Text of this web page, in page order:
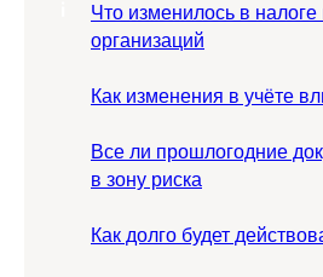
Что изменилось в
организаций
Как изменения в учёте
Все ли прошлогодние
в зону риска
Как долго будет